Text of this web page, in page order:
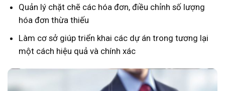
Quản lý chặt chẽ các hóa đơn, điều chỉnh số lượng
hóa đơn thừa thiếu
Làm cơ sở giúp triển khai các dự án trong tương lại
một cách hiệu quả và chính xác